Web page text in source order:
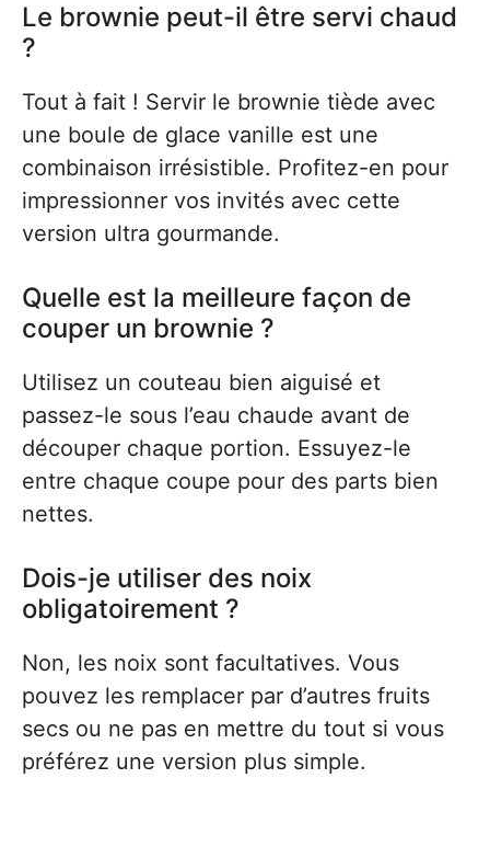
Le brownie peut-il être servi chaud
?
Tout à fait ! Servir le brownie tiède avec
une boule de glace vanille est une
combinaison irrésistible. Profitez-en pour
impressionner vos invités avec cette
version ultra gourmande.
Quelle est la meilleure façon de
couper un brownie ?
Utilisez un couteau bien aiguisé et
passez-le sous l’eau chaude avant de
découper chaque portion. Essuyez-le
entre chaque coupe pour des parts bien
nettes.
Dois-je utiliser des noix
obligatoirement ?
Non, les noix sont facultatives. Vous
pouvez les remplacer par d’autres fruits
secs ou ne pas en mettre du tout si vous
préférez une version plus simple.